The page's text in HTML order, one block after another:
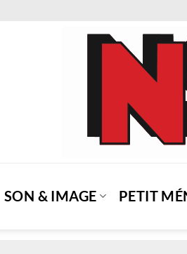
SON & IMAGE PETIT